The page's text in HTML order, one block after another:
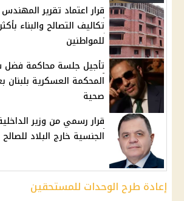
قرار اعتماد تقرير
للمواطنين
تأجيل جلسة محاكمة
المحكمة العسكرية
صحية
قرار رسمي من وزير
الجنسية خارج البلاد للصالح
إعادة طرح الوحدات للمستحقين